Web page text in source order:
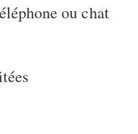
ou chat